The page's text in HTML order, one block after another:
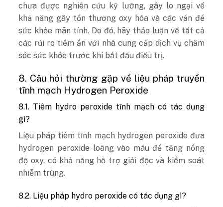
chưa được nghiên cứu kỹ lưỡng, gây lo ngại về
khả năng gây tổn thương oxy hóa và các vấn đề
sức khỏe mãn tính. Do đó, hãy thảo luận về tất cả
các rủi ro tiềm ẩn với nhà cung cấp dịch vụ chăm
sóc sức khỏe trước khi bắt đầu điều trị.
8. Câu hỏi thường gặp về liệu pháp truyền
tĩnh mạch Hydrogen Peroxide
8.1. Tiêm hydro peroxide tĩnh mạch có tác dụng
gì?
Liệu pháp tiêm tĩnh mạch hydrogen peroxide đưa
hydrogen peroxide loãng vào máu để tăng nồng
độ oxy, có khả năng hỗ trợ giải độc và kiểm soát
nhiễm trùng.
8.2. Liệu pháp hydro peroxide có tác dụng gì?